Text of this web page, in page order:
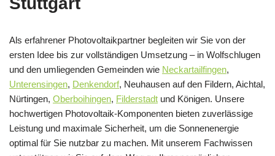
Als erfahrener Photovoltaikpartner begleiten wir Sie von der
ersten Idee bis zur vollständigen Umsetzung – in Wolfschlugen
und den umliegenden Gemeinden wie Neckartailfingen,
Unterensingen, Denkendorf, Neuhausen auf den Fildern, Aichtal,
Nürtingen, Oberboihingen, Filderstadt und Königen. Unsere
hochwertigen Photovoltaik-Komponenten bieten zuverlässige
Leistung und maximale Sicherheit, um die Sonnenenergie
optimal für Sie nutzbar zu machen. Mit unserem Fachwissen